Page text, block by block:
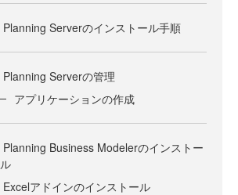
Planning Serverのインストール手順
Planning Serverの管理
アプリケーションの作成
Planning Business Modelerのインストー
ル
Excelアドインのインストール